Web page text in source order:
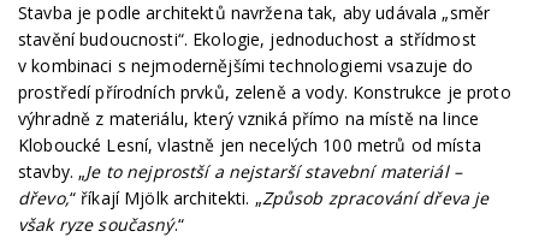
Stavba je podle architektů navržena tak, aby udávala „směr
stavění budoucnosti“. Ekologie, jednoduchost a střídmost
v kombinaci s nejmodernějšími technologiemi vsazuje do
prostředí přírodních prvků, zeleně a vody. Konstrukce je proto
výhradně z materiálu, který vzniká přímo na místě na lince
Kloboucké Lesní, vlastně jen necelých 100 metrů od místa
stavby. „Je to nejprostší a nejstarší stavební materiál –
dřevo,“ říkají Mjölk architekti. „Způsob zpracování dřeva je
však ryze současný.“